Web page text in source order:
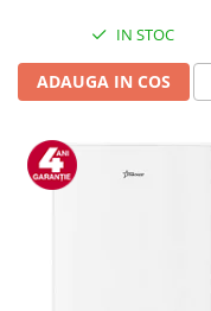
Sisteme audio
Imprimante & Scannere
Monitoare
Playere, Boxe & Casti
Radio cu ceas & portabile
IN STOC
ADAUGA IN COS